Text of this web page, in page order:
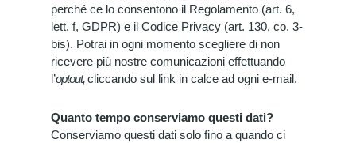
perché ce lo consentono il Regolamento (art. 6,
lett. f, GDPR) e il Codice Privacy (art. 130, co. 3-
bis). Potrai in ogni momento scegliere di non
ricevere più nostre comunicazioni effettuando
l’optout,cliccando sul link in calce ad ogni e-mail.
Quanto tempo conserviamo questi dati?
Conserviamo questi dati solo fino a quando ci